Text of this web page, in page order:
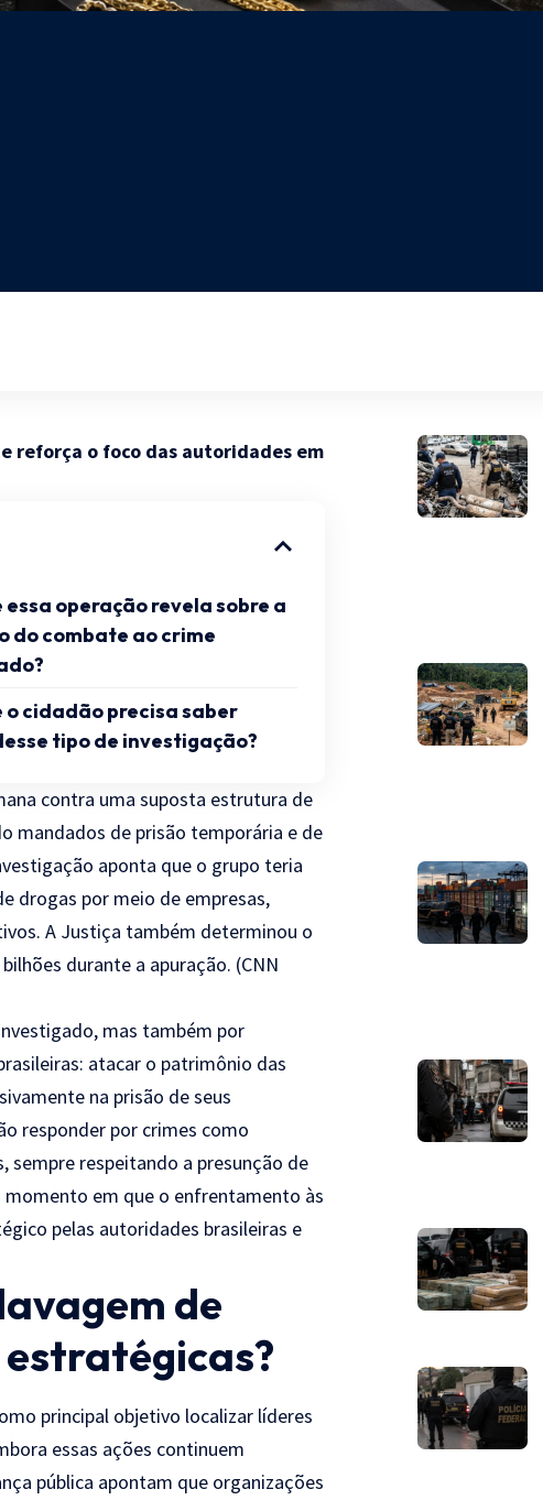
reforça o foco das autoridades em
essa operação revela sobre a
do combate ao crime
o cidadão precisa saber
tipo de investigação?
contra uma suposta estrutura de
mandados de prisão temporária e de
aponta que o grupo teria
drogas por meio de empresas,
A Justiça também determinou o
durante a apuração. (CNN
mas também por
atacar o patrimônio das
na prisão de seus
responder por crimes como
sempre respeitando a presunção de
momento em que o enfrentamento às
pelas autoridades brasileiras e
de
principal objetivo localizar líderes
essas ações continuem
pública apontam que organizações